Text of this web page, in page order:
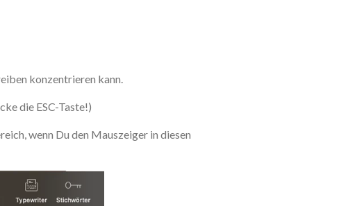
konzentrieren kann.
die ESC-Taste!)
wenn Du den Mauszeiger in diesen